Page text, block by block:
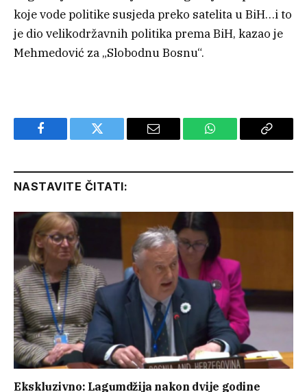
koje vode politike susjeda preko satelita u BiH…i to
je dio velikodržavnih politika prema BiH, kazao je
Mehmedović za „Slobodnu Bosnu“.
Facebook Twitter Email WhatsApp Copy
NASTAVITE ČITATI:
Ekskluzivno: Lagumdžija nakon dvije godine